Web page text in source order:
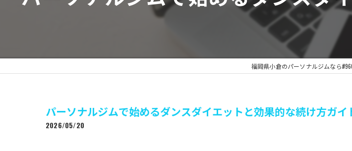
福岡県小倉のパーソナルジムなら
パーソナルジムで始めるダンスダイエットと効果的な続け方ガイ
2026/05/20